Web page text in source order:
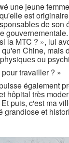
une jeune
est
de
la MTC ? », lui
Chine, mais
ou
travailler ? »
également
hôpital très
puis, c'est ma
grandiose et